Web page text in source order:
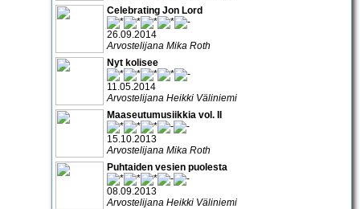
Celebrating Jon Lord
26.09.2014
Arvostelijana Mika Roth
Nyt kolisee
11.05.2014
Arvostelijana Heikki Väliniemi
Maaseutumusiikkia vol. II
15.10.2013
Arvostelijana Mika Roth
Puhtaiden vesien puolesta
08.09.2013
Arvostelijana Heikki Väliniemi